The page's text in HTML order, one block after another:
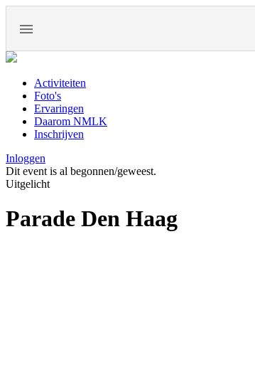
Activiteiten
Foto's
Ervaringen
Daarom NMLK
Inschrijven
Inloggen
Dit event is al begonnen/geweest.
Uitgelicht
Parade Den Haag